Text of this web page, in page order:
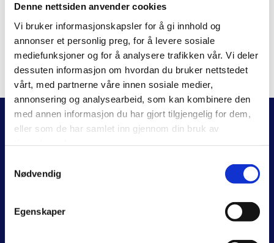
Denne nettsiden anvender cookies
Vi bruker informasjonskapsler for å gi innhold og
annonser et personlig preg, for å levere sosiale
mediefunksjoner og for å analysere trafikken vår. Vi deler
dessuten informasjon om hvordan du bruker nettstedet
vårt, med partnerne våre innen sosiale medier,
annonsering og analysearbeid, som kan kombinere den
med annen informasjon du har gjort tilgjengelig for dem,
eller som de har samlet inn gjennom din bruk av
Nødvendig
Egenskaper
miljøvennlig livsløp fra produksjon, bruksområde og videre til
avhending.